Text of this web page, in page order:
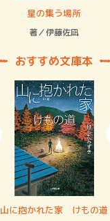
星の集う場所
著／伊藤佐凪
おすすめ文庫本
山に抱かれた家 けもの道